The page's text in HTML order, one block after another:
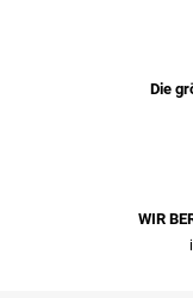
Die
WIR